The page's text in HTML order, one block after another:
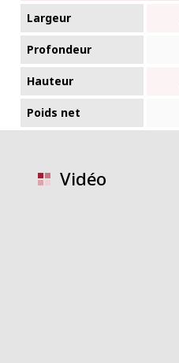
Largeur
Profondeur
Hauteur
Poids net
Vidéo